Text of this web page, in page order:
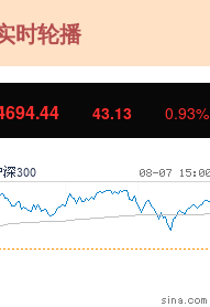
时轮播
11.37 1.01%